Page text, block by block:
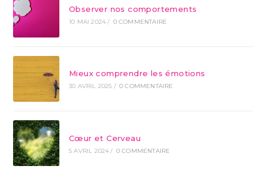
Observer nos comportements
10 MAI 2024 / 0 COMMENTAIRE
Mieux comprendre les émotions
30 AVRIL 2025 / 0 COMMENTAIRE
Cœur et Cerveau
5 AVRIL 2024 / 0 COMMENTAIRE